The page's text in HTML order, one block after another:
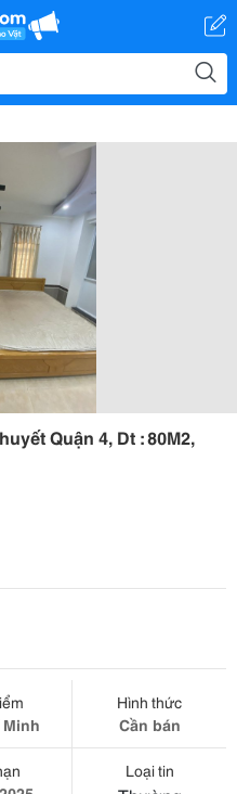
Quận 4, Dt : 80M2,
Hình thức
Cần bán
Loại tin